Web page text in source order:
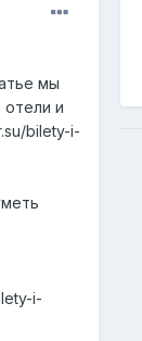
мы
и
bilety-i-
i-